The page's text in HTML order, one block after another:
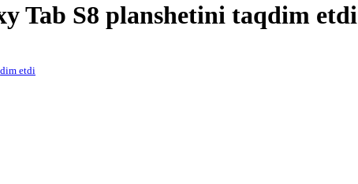
Tab S8 planshetini taqdim etdi
etdi